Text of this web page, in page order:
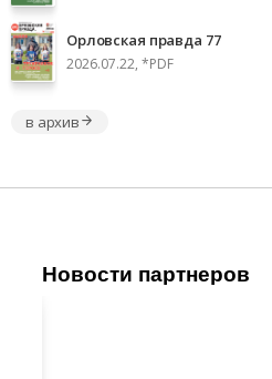
Орловская правда 77
2026.07.22, *PDF
в архив
Новости партнеров